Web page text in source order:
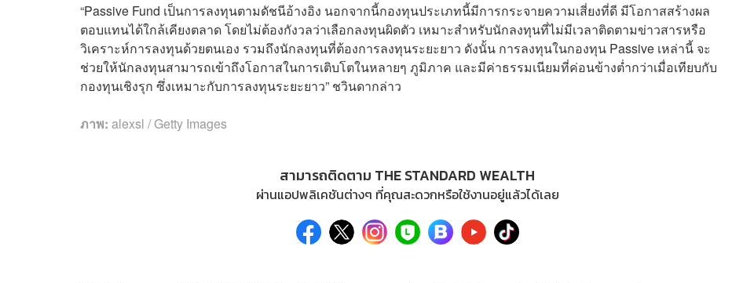
“Passive Fund เป็นการลงทุนตามดัชนีอ้างอิง นอกจากนี้กองทุนประเภทนี้มีการกระจายความเสี่ยงที่ดี มีโอกาสสร้างผล
ตอบแทนได้ใกล้เคียงตลาด โดยไม่ต้องกังวลว่าเลือกลงทุนผิดตัว เหมาะสำหรับนักลงทุนที่ไม่มีเวลาติดตามข่าวสารหรือ
วิเคราะห์การลงทุนด้วยตนเอง รวมถึงนักลงทุนที่ต้องการลงทุนระยะยาว ดังนั้น การลงทุนในกองทุน Passive เหล่านี้ จะ
ช่วยให้นักลงทุนสามารถเข้าถึงโอกาสในการเติบโตในหลายๆ ภูมิภาค และมีค่าธรรมเนียมที่ค่อนข้างต่ำกว่าเมื่อเทียบกับ
กองทุนเชิงรุก ซึ่งเหมาะกับการลงทุนระยะยาว” ชวินดากล่าว
ภาพ: alexsl / Getty Images
สามารถติดตาม THE STANDARD WEALTH
ผ่านแอปพลิเคชันต่างๆ ที่คุณสะดวกหรือใช้งานอยู่แล้วได้เลย